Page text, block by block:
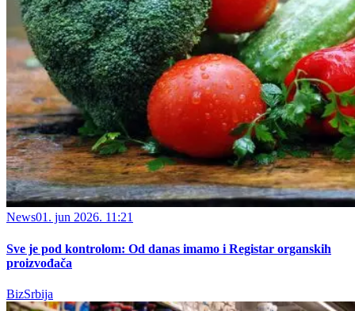
News01. jun 2026. 11:21
Sve je pod kontrolom: Od danas imamo i Registar organskih
proizvođača
BizSrbija